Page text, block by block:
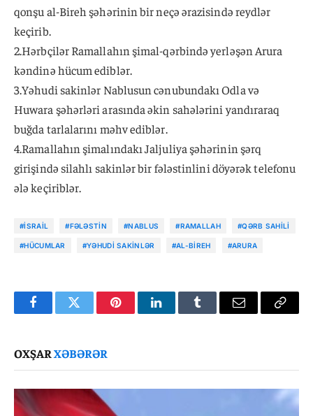
qonşu al-Bireh şəhərinin bir neçə ərazisində reydlər
keçirib.
2.Hərbçilər Ramallahın şimal-qərbində yerləşən Arura
kəndinə hücum ediblər.
3.Yəhudi sakinlər Nablusun cənubundakı Odla və
Huwara şəhərləri arasında əkin sahələrini yandıraraq
buğda tarlalarını məhv ediblər.
4.Ramallahın şimalındakı Jaljuliya şəhərinin şərq
girişində silahlı sakinlər bir fələstinlini döyərək telefonu
ələ keçiriblər.
#İSRAIL #FƏLƏSTIN #NABLUS #RAMALLAH #QƏRB SAHILI
#HÜCUMLAR #YƏHUDI SAKINLƏR #AL-BIREH #ARURA
FacebookTwitter PinterestLinkedInTumblr Email
Copy
OXŞARXƏBƏRƏR